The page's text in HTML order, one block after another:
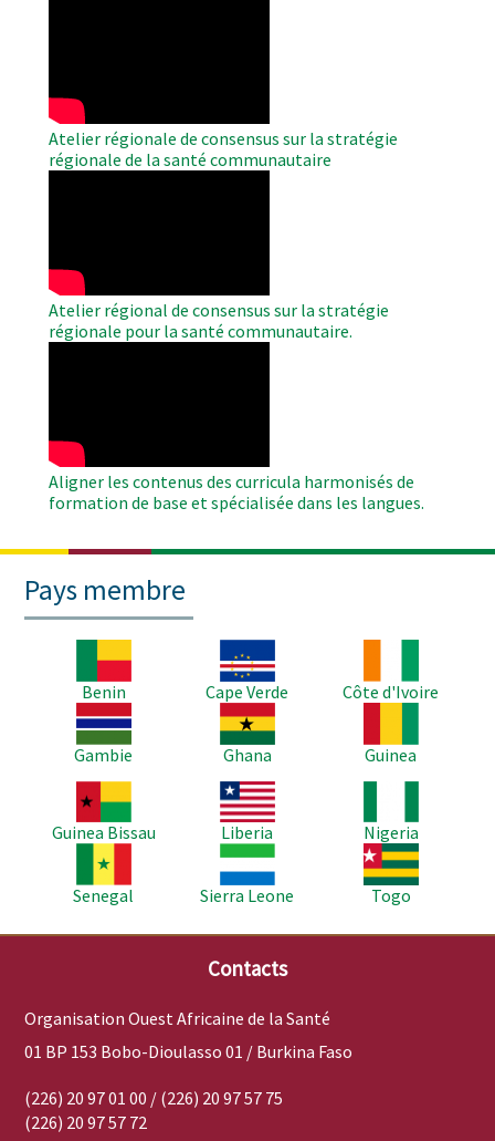
Atelier régionale de consensus sur la stratégie
régionale de la santé communautaire
Atelier régional de consensus sur la stratégie
régionale pour la santé communautaire.
Aligner les contenus des curricula harmonisés de
formation de base et spécialisée dans les langues.
Pays membre
Benin
Image
Cape Verde
Côte d'Ivoire
Image
Gambie
Image
Ghana
Guinea
Image
Guinea Bissau
Image
Liberia
Nigeria
Senegal
Image
Sierra Leone
Image
Togo
Contacts
Organisation Ouest Africaine de la Santé
01 BP 153 Bobo-Dioulasso 01 / Burkina Faso
(226) 20 97 01 00 / (226) 20 97 57 75
(226) 20 97 57 72